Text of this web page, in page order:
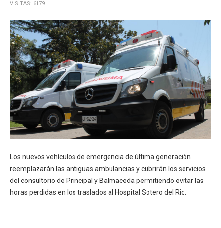
VISITAS: 6179
Los nuevos vehículos de emergencia de última generación
reemplazarán las antiguas ambulancias y cubrirán los servicios
del consultorio de Principal y Balmaceda permitiendo evitar las
horas perdidas en los traslados al Hospital Sotero del Rio.